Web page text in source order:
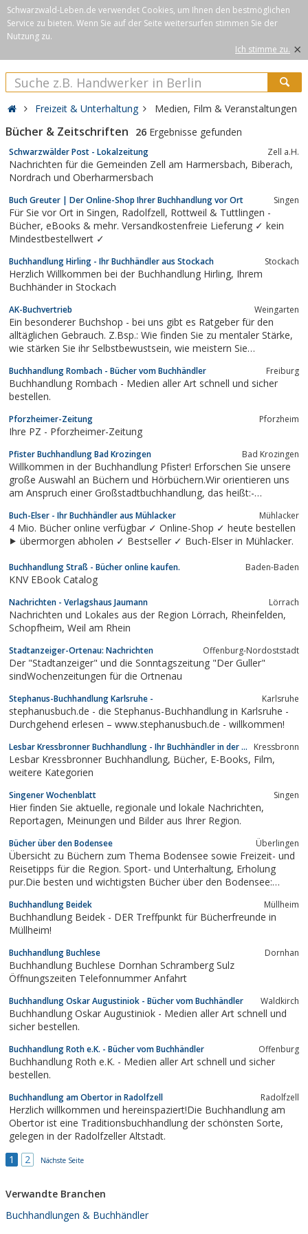
Schwarzwald-Leben.de verwendet Cookies, um Ihnen den bestmöglichen
Service zu bieten. Wenn Sie auf der Seite weitersurfen stimmen Sie der
Nutzung zu.
Ich stimme zu. ×
Freizeit & Unterhaltung Medien, Film & Veranstaltungen
Bücher & Zeitschriften 26 Ergebnisse gefunden
Schwarzwälder Post - Lokalzeitung Zell a.H.
Nachrichten für die Gemeinden Zell am Harmersbach, Biberach,
Nordrach und Oberharmersbach
Buch Greuter | Der Online-Shop Ihrer Buchhandlung vor Ort Singen
Für Sie vor Ort in Singen, Radolfzell, Rottweil & Tuttlingen -
Bücher, eBooks & mehr. Versandkostenfreie Lieferung ✓ kein
Mindestbestellwert ✓
Buchhandlung Hirling - Ihr Buchhändler aus Stockach Stockach
Herzlich Willkommen bei der Buchhandlung Hirling, Ihrem
Buchhänder in Stockach
AK-Buchvertrieb Weingarten
Ein besonderer Buchshop - bei uns gibt es Ratgeber für den
alltäglichen Gebrauch. Z.Bsp.: Wie finden Sie zu mentaler Stärke,
wie stärken Sie ihr Selbstbewustsein, wie meistern Sie
mehr Lebensfreude. Hier finden Sie viele Informationen,
wertvolle Tipps und gute...
Buchhandlung Rombach - Bücher vom Buchhändler Freiburg
Buchhandlung Rombach - Medien aller Art schnell und sicher
bestellen.
Pforzheimer-Zeitung Pforzheim
Ihre PZ - Pforzheimer-Zeitung
Pfister Buchhandlung Bad Krozingen Bad Krozingen
Willkommen in der Buchhandlung Pfister! Erforschen Sie unsere
große Auswahl an Büchern und Hörbüchern.Wir orientieren uns
am Anspruch einer Großstadtbuchhandlung, das heißt:-
Herbstproduktion aus den Gebieten Belletristik und Sachbuch,
Hobby und Freizeit, Reisen...
Buch-Elser - Ihr Buchhändler aus Mühlacker Mühlacker
4 Mio. Bücher online verfügbar ✓ Online-Shop ✓ heute bestellen
⯈ übermorgen abholen ✓ Bestseller ✓ Buch-Elser in Mühlacker.
Buchhandlung Straß - Bücher online kaufen. Baden-Baden
KNV EBook Catalog
Nachrichten - Verlagshaus Jaumann Lörrach
Nachrichten und Lokales aus der Region Lörrach, Rheinfelden,
Schopfheim, Weil am Rhein
Stadtanzeiger-Ortenau: Nachrichten Offenburg-Nordoststadt
Der "Stadtanzeiger" und die Sonntagszeitung "Der Guller"
sindWochenzeitungen für die Ortnenau
Stephanus-Buchhandlung Karlsruhe - Karlsruhe
stephanusbuch.de - die Stephanus-Buchhandlung in Karlsruhe -
Durchgehend erlesen – www.ste­phanus­­buch.de - willkommen!
Lesbar Kressbronner Buchhandlung - Ihr Buchhändler in der ... Kressbronn
Lesbar Kressbronner Buchhandlung, Bücher, E-Books, Film,
weitere Kategorien
Singener Wochenblatt Singen
Hier finden Sie aktuelle, regionale und lokale Nachrichten,
Reportagen, Meinungen und Bilder aus Ihrer Region.
Bücher über den Bodensee Überlingen
Übersicht zu Büchern zum Thema Bodensee sowie Freizeit- und
Reisetipps für die Region. Sport- und Unterhaltung, Erholung
pur.Die besten und wichtigsten Bücher über den Bodensee:
GeschichteSie erfahren Wissenswertes, Informatives und
Interessantes über...
Buchhandlung Beidek Müllheim
Buchhandlung Beidek - DER Treffpunkt für Bücherfreunde in
Müllheim!
Buchhandlung Buchlese Dornhan
Buchhandlung Buchlese Dornhan Schramberg Sulz
Öffnungszeiten Telefonnummer Anfahrt
Buchhandlung Oskar Augustiniok - Bücher vom Buchhändler Waldkirch
Buchhandlung Oskar Augustiniok - Medien aller Art schnell und
sicher bestellen.
Buchhandlung Roth e.K. - Bücher vom Buchhändler Offenburg
Buchhandlung Roth e.K. - Medien aller Art schnell und sicher
bestellen.
Buchhandlung am Obertor in Radolfzell Radolfzell
Herzlich willkommen und hereinspaziert!Die Buchhandlung am
Obertor ist eine Traditionsbuchhandlung der schönsten Sorte,
gelegen in der Radolfzeller Altstadt.
1
2 Nächste Seite
Verwandte Branchen
Buchhandlungen & Buchhändler